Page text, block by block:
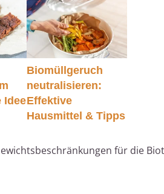
Idee
Biomüllgeruch
neutralisieren:
Effektive
Hausmittel & Tipps
für die